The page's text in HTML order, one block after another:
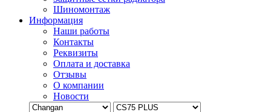
Шиномонтаж
Информация
Наши работы
Контакты
Реквизиты
Оплата и доставка
Отзывы
О компании
Новости